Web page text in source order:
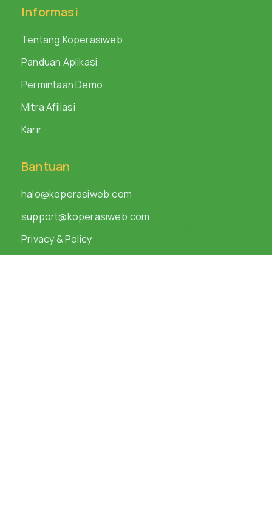
Informasi
Tentang Koperasiweb
Panduan Aplikasi
Permintaan Demo
Mitra Afiliasi
Karir
Bantuan
halo@koperasiweb.com
support@koperasiweb.com
Privacy & Policy